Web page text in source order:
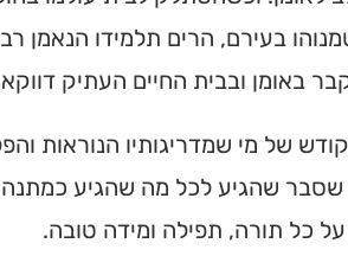
בעירם, הרים תלמידו הנאמן
באומן ובבית החיים העתיק
של מי שמדריגותיו הנוראות
שסבר שהגיע לכל מה שהגיע
כל תורה, תפילה ומידה טובה.